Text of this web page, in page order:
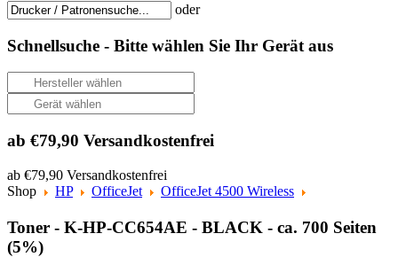
oder
Schnellsuche - Bitte wählen Sie Ihr Gerät aus
ab €79,90 Versandkostenfrei
ab €79,90 Versandkostenfrei
Shop
HP OfficeJet OfficeJet 4500 Wireless
Toner - K-HP-CC654AE - BLACK - ca. 700 Seiten
(5%)